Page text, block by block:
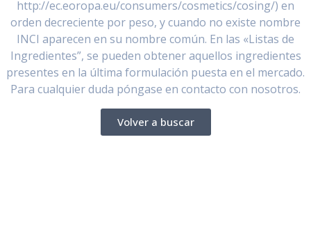
http://ec.eoropa.eu/consumers/cosmetics/cosing/) en
orden decreciente por peso, y cuando no existe nombre
INCI aparecen en su nombre común. En las «Listas de
Ingredientes”, se pueden obtener aquellos ingredientes
presentes en la última formulación puesta en el mercado.
Para cualquier duda póngase en contacto con nosotros.
Volver a buscar